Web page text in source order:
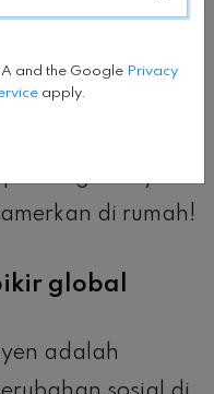
resume
tetapi Anda
di rumah!
global
adalah
and the Google Privacy
apply.